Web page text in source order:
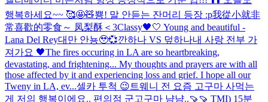
행복하세요~~ 🥰🤩🧸뿅! 말 안듣는 잔머리 등장 :p我從小就非
常喜歡的零食～ 凤梨酥＜3Classy🖤🤍 Young and beautiful -
Lana Del Rey대만 안뇽🥹💞깐하나 VS 덮하나내 사랑 전부 가
져가요 🖤The fires occuring in LA are so heartbreaking,
devastating, and frightening... My thoughts and prayers are with all
those affected by it and experiencing loss and grief. I hope all our
Tweny in LA, ev...셀카 투척 😉 트웨니 전 요즘 고구마 사먹는
게 저의 행복이에요.. 편의점 군고구마 냠냠..🍠🍠 TMI) 15분